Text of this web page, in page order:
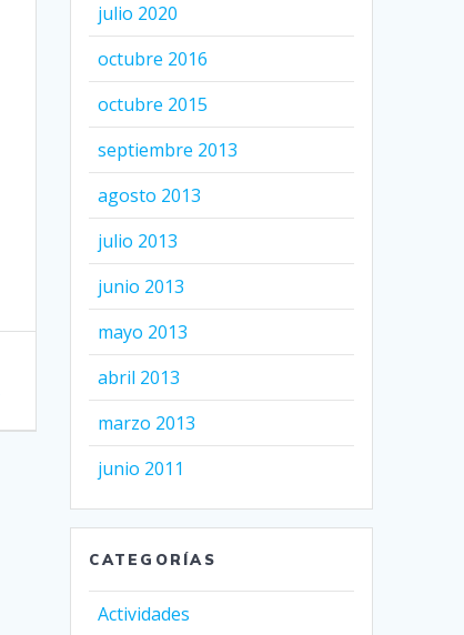
julio 2020
octubre 2016
octubre 2015
septiembre 2013
agosto 2013
julio 2013
junio 2013
mayo 2013
abril 2013
marzo 2013
junio 2011
CATEGORÍAS
Actividades